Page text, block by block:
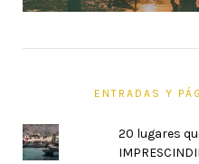
ENTRADAS Y
20 lugares